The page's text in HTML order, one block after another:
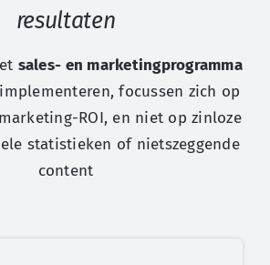
resultaten
sales- en marketingprogramma
implementeren, focussen zich op
ROI, en niet op zinloze
statistieken of nietszeggende
content